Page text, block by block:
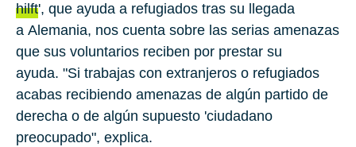
hilft', que ayuda a refugiados tras su llegada
a Alemania, nos cuenta sobre las serias amenazas
que sus voluntarios reciben por prestar su
ayuda. "Si trabajas con extranjeros o refugiados
acabas recibiendo amenazas de algún partido de
derecha o de algún supuesto 'ciudadano
preocupado", explica.